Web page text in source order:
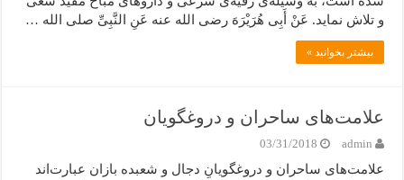
و تلاش نماید. عَنْ أَبِی هُرَیْرَهَ رضی الله عنه عَنِ النَّبِیِّ صلی الله …
بیشتر بخوانید »
علامت‌های ساحران و دروغگویان
admin
03/31/2018
علامت‌های ساحران و دروغگویانِ دجال و شعبده بازان عبارت‌اند